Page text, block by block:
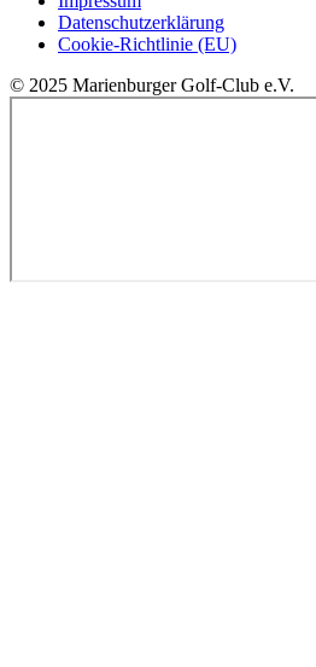
Datenschutzerklärung
Cookie-Richtlinie (EU)
© 2025 Marienburger Golf-Club e.V.